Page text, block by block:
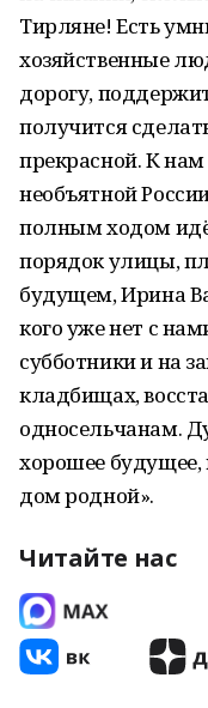
Тирляне! Есть
хозяйственные
дорогу,
получится
прекрасной. К нам
необъятной
полным ходом
порядок улицы,
будущем, Ирина
кого уже нет с
субботники и на
кладбищах,
односельчанам.
хорошее будущее,
дом родной».
Читайте нас